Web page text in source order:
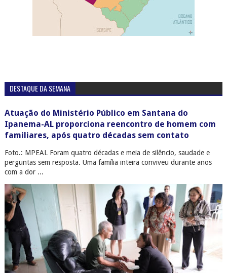
DESTAQUE DA SEMANA
Atuação do Ministério Público em Santana do
Ipanema-AL proporciona reencontro de homem com
familiares, após quatro décadas sem contato
Foto.: MPEAL Foram quatro décadas e meia de silêncio, saudade e
perguntas sem resposta. Uma família inteira conviveu durante anos
com a dor ...